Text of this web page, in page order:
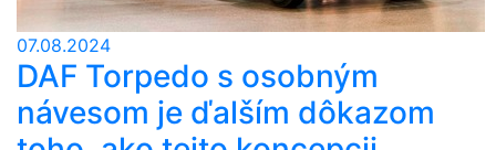
07.08.2024
DAF Torpedo s osobným
návesom je ďalším dôkazom